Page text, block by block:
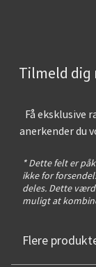
Tilmeld dig
Få eksklusive
anerkender du
* Dette felt er
ikke for
deles. Dette
muligt at
Flere